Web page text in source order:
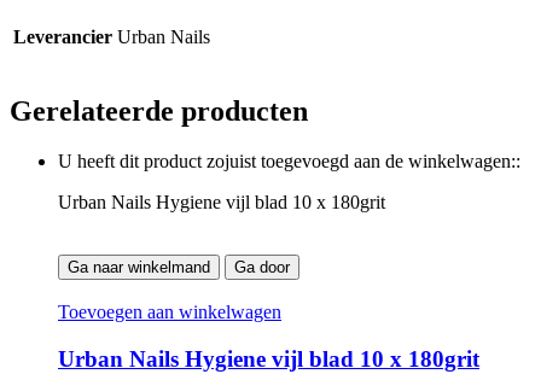
Leverancier Urban Nails
Gerelateerde producten
U heeft dit product zojuist toegevoegd aan de winkelwagen::
Urban Nails Hygiene vijl blad 10 x 180grit
Ga naar winkelmand Ga door
Toevoegen aan winkelwagen
Urban Nails Hygiene vijl blad 10 x 180grit